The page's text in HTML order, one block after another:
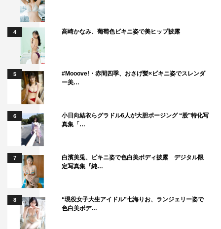
4 高崎かなみ、葡萄色ビキニ姿で美ヒップ披露
5
#Mooove!・赤間四季、おさげ髪×ビキニ姿でスレンダ
ー美…
6
小日向結衣らグラドル6人が大胆ポージング “股”特化写
真集「…
7
白濱美兎、ビキニ姿で色白美ボディ披露 デジタル限
定写真集『純…
8
“現役女子大生アイドル”七海りお、ランジェリー姿で
色白美ボデ…